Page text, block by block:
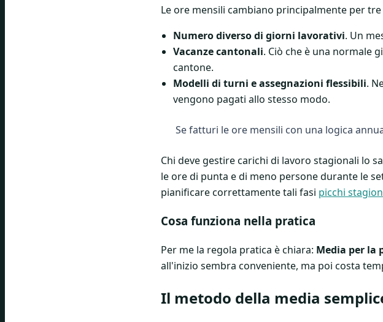
Le ore mensili cambiano principalmente per tre
Numero diverso di giorni lavorativi. Un
Vacanze cantonali. Ciò che è una normale
cantone.
Modelli di turni e assegnazioni flessibili.
vengono pagati allo stesso modo.
Se fatturi le ore mensili con una logica
Chi deve gestire carichi di lavoro stagionali lo
le ore di punta e di meno persone durante le
pianificare correttamente tali fasi picchi
Cosa funziona nella pratica
Per me la regola pratica è chiara: Media per la
all'inizio sembra conveniente, ma poi costa
Il metodo della media